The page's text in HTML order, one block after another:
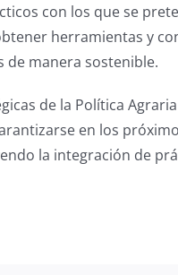
con los que se
herramientas y
manera sostenible.
de la Política Agraria
en los
la integración de